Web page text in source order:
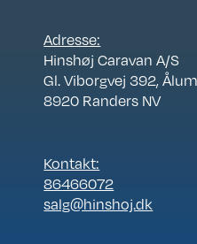
Adresse:
Hinshøj Caravan A/S
Gl. Viborgvej 392, Ålum
8920 Randers NV
Kontakt:
86466072
salg@hinshoj.dk